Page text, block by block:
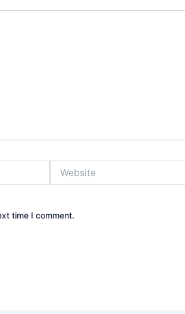
time I comment.